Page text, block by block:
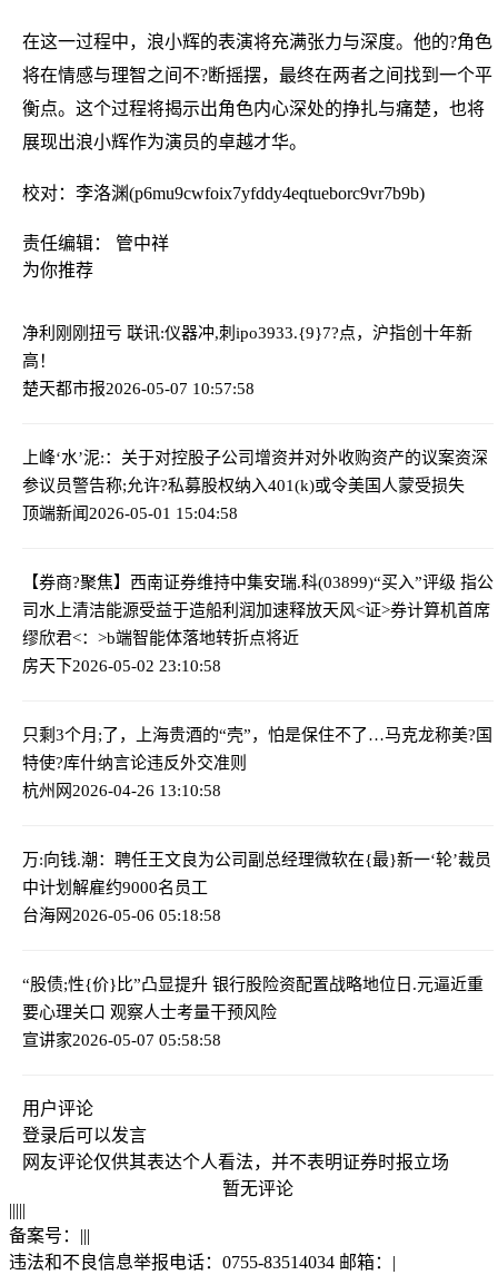
在这一过程中，浪小辉的表演将充满张力与深度。他的?角色
将在情感与理智之间不?断摇摆，最终在两者之间找到一个平
衡点。这个过程将揭示出角色内心深处的挣扎与痛楚，也将
展现出浪小辉作为演员的卓越才华。
校对：李洛渊(p6mu9cwfoix7yfddy4eqtueborc9vr7b9b)
责任编辑： 管中祥
为你推荐
净利刚刚扭亏 联讯:仪器冲,刺ipo3933.{9}7?点，沪指创十年新
高！
楚天都市报2026-05-07 10:57:58
上峰‘水’泥:：关于对控股子公司增资并对外收购资产的议案资深
参议员警告称;允许?私募股权纳入401(k)或令美国人蒙受损失
顶端新闻2026-05-01 15:04:58
【券商?聚焦】西南证券维持中集安瑞.科(03899)“买入”评级 指公
司水上清洁能源受益于造船利润加速释放天风<证>券计算机首席
缪欣君<：>b端智能体落地转折点将近
房天下2026-05-02 23:10:58
只剩3个月;了，上海贵酒的“壳”，怕是保住不了…马克龙称美?国
特使?库什纳言论违反外交准则
杭州网2026-04-26 13:10:58
万:向钱.潮：聘任王文良为公司副总经理微软在{最}新一‘轮’裁员
中计划解雇约9000名员工
台海网2026-05-06 05:18:58
“股债;性{价}比”凸显提升 银行股险资配置战略地位 日.元逼近重
要心理关口 观察人士考量干预风险
宣讲家2026-05-07 05:58:58
用户评论
登录后可以发言
网友评论仅供其表达个人看法，并不表明证券时报立场
暂无评论
|||||
备案号： |||
违法和不良信息举报电话：0755-83514034 邮箱： |